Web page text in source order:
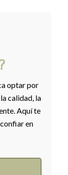
optar por
calidad, la
Aquí te
en